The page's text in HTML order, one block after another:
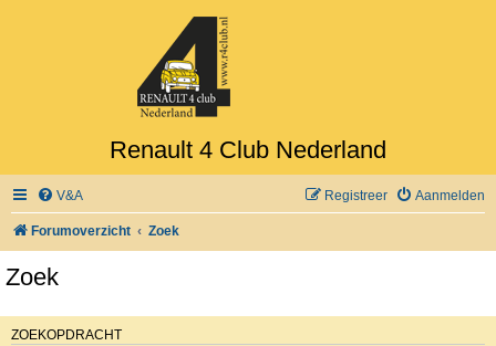
Renault 4 Club Nederland
V&A Aanmelden
Registreer
Forumoverzicht Zoek
Zoek
ZOEKOPDRACHT